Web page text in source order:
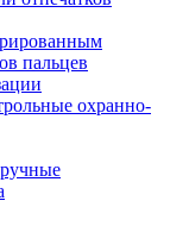
пальцев
охранно-